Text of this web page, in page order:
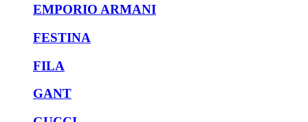
EMPORIO ARMANI
FESTINA
FILA
GANT